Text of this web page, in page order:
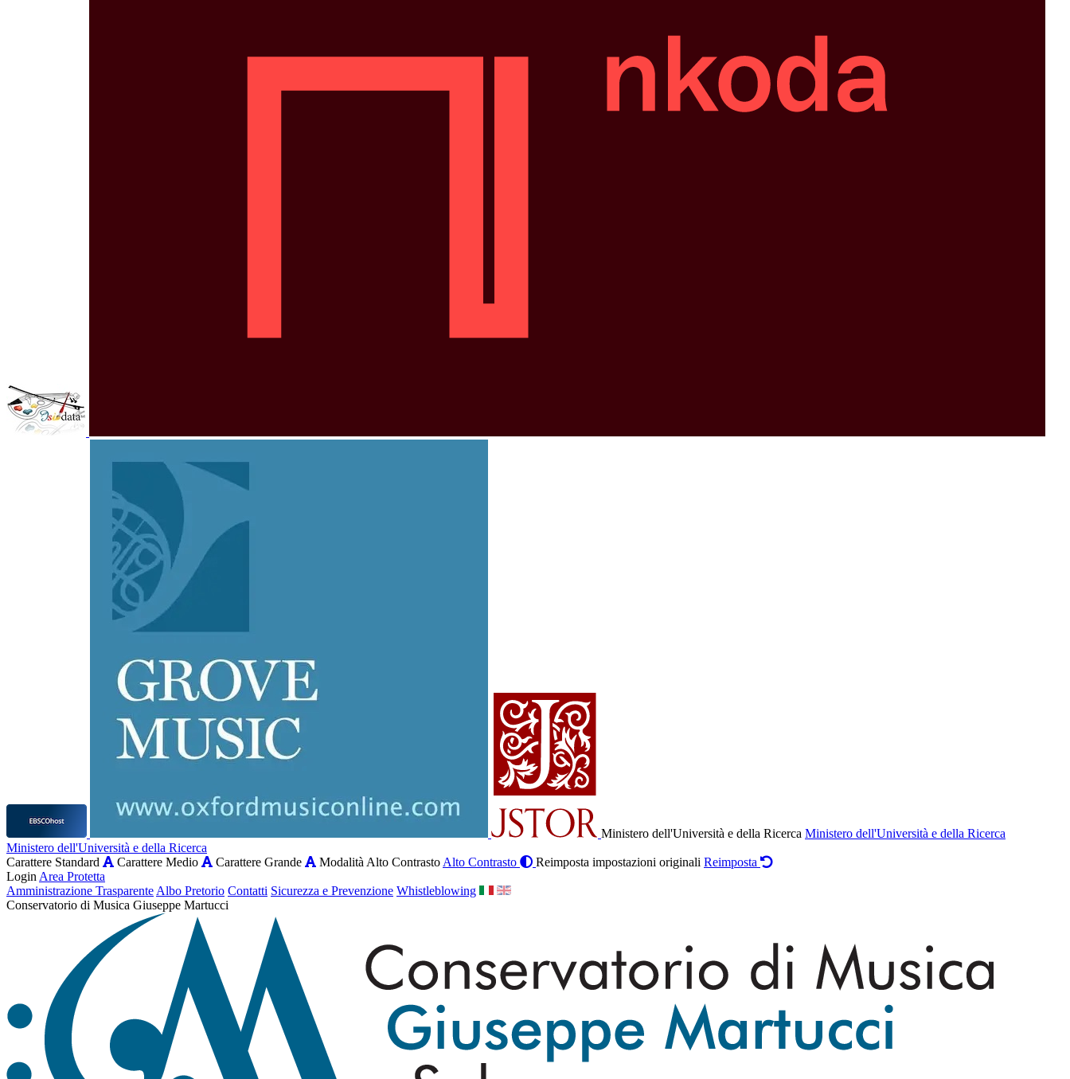
Ministero dell'Università e della Ricerca Ministero dell'Università e della Ricerca
Ministero dell'Università e della Ricerca
Carattere Standard
Carattere Medio Carattere Grande Modalità Alto Contrasto Alto Contrasto Reimposta impostazioni originali Reimposta
Login Area Protetta
Amministrazione Trasparente Albo Pretorio Contatti Sicurezza e Prevenzione Whistleblowing
Conservatorio di Musica Giuseppe Martucci